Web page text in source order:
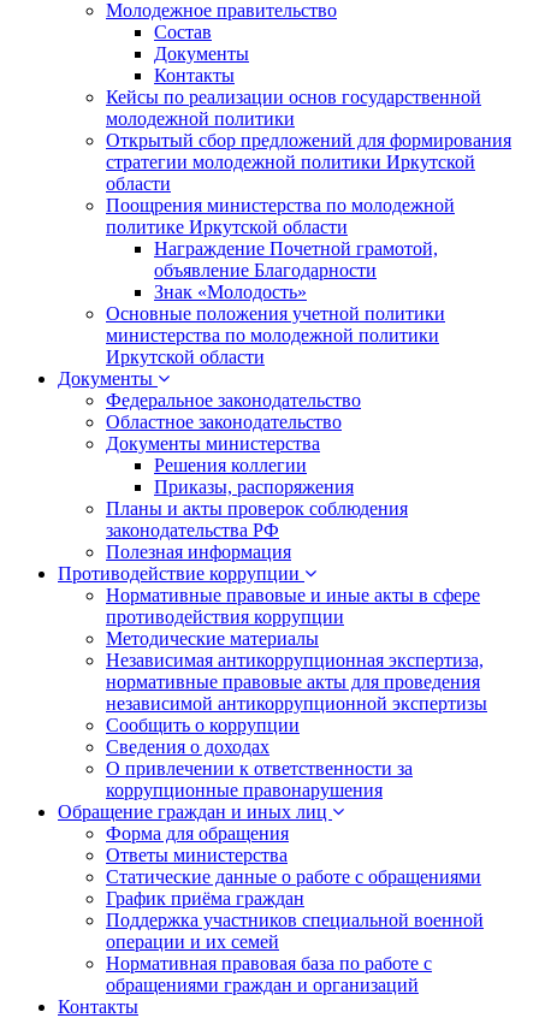
Молодежное правительство
Состав
Документы
Контакты
Кейсы по реализации основ государственной
молодежной политики
Открытый сбор предложений для формирования
стратегии молодежной политики Иркутской
области
Поощрения министерства по молодежной
политике Иркутской области
Награждение Почетной грамотой,
объявление Благодарности
Знак «Молодость»
Основные положения учетной политики
министерства по молодежной политики
Иркутской области
Документы
Федеральное законодательство
Областное законодательство
Документы министерства
Решения коллегии
Приказы, распоряжения
Планы и акты проверок соблюдения
законодательства РФ
Полезная информация
Противодействие коррупции
Нормативные правовые и иные акты в сфере
противодействия коррупции
Методические материалы
Независимая антикоррупционная экспертиза,
нормативные правовые акты для проведения
независимой антикоррупционной экспертизы
Сообщить о коррупции
Сведения о доходах
О привлечении к ответственности за
коррупционные правонарушения
Обращение граждан и иных лиц
Форма для обращения
Ответы министерства
Статические данные о работе с обращениями
График приёма граждан
Поддержка участников специальной военной
операции и их семей
Нормативная правовая база по работе с
обращениями граждан и организаций
Контакты